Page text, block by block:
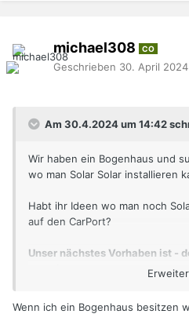
michael308 CO
Geschrieben 30. April 2024
Am 30.4.2024 um 14:42
Wir haben ein Bogenhaus und
wo man Solar Solar installieren
Habt ihr Ideen wo man noch
auf den CarPort?
Unser nächstes Vorhaben ist -
Wenn ich ein Bogenhaus besitzen